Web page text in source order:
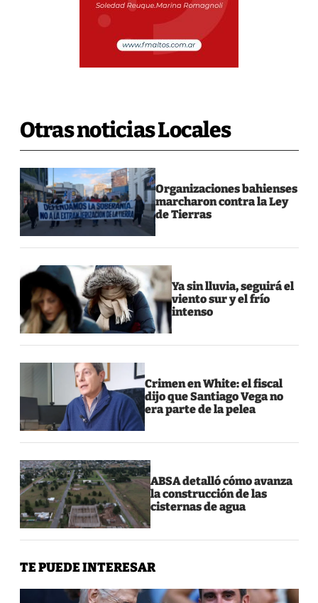
Otras noticias Locales
Organizaciones bahienses
marcharon contra la Ley
de Tierras
Ya sin lluvia, seguirá el
viento sur y el frío
intenso
Crimen en White: el fiscal
dijo que Santiago Vega no
era parte de la pelea
ABSA detalló cómo avanza
la construcción de las
cisternas de agua
TE PUEDE INTERESAR